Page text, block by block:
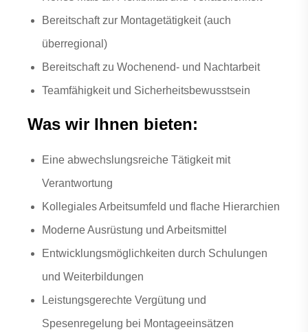
Bereitschaft zur Montagetätigkeit (auch
überregional)
Bereitschaft zu Wochenend- und Nachtarbeit
Teamfähigkeit und Sicherheitsbewusstsein
Was wir Ihnen bieten:
Eine abwechslungsreiche Tätigkeit mit
Verantwortung
Kollegiales Arbeitsumfeld und flache Hierarchien
Moderne Ausrüstung und Arbeitsmittel
Entwicklungsmöglichkeiten durch Schulungen
und Weiterbildungen
Leistungsgerechte Vergütung und
Spesenregelung bei Montageeinsätzen